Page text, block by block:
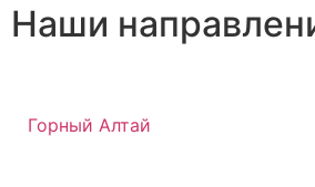
Наши
Горный Алтай